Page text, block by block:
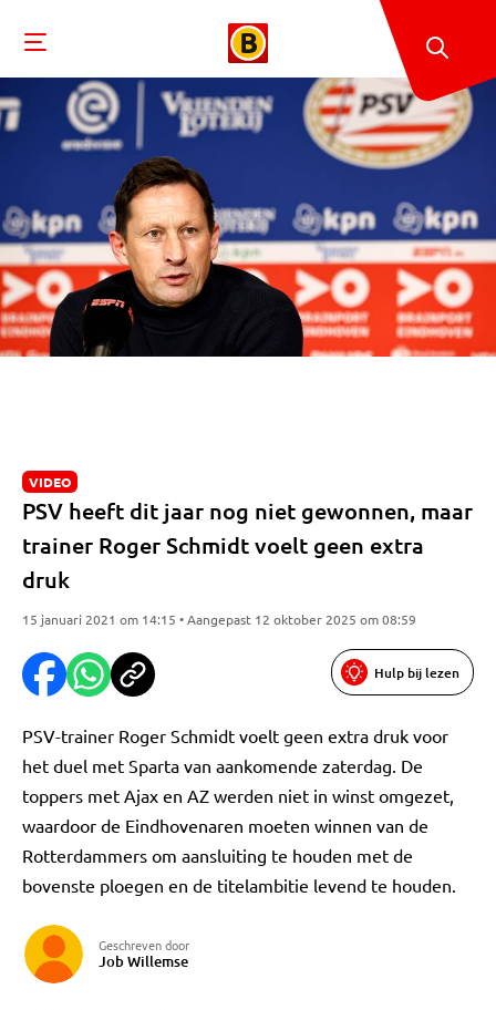
VIDEO
PSV heeft dit jaar nog niet gewonnen, maar
trainer Roger Schmidt voelt geen extra
druk
15 januari 2021 om 14:15 • Aangepast 12 oktober 2025 om 08:59
Hulp bij lezen
PSV-trainer Roger Schmidt voelt geen extra druk voor
het duel met Sparta van aankomende zaterdag. De
toppers met Ajax en AZ werden niet in winst omgezet,
waardoor de Eindhovenaren moeten winnen van de
Rotterdammers om aansluiting te houden met de
bovenste ploegen en de titelambitie levend te houden.
Geschreven door
Job Willemse